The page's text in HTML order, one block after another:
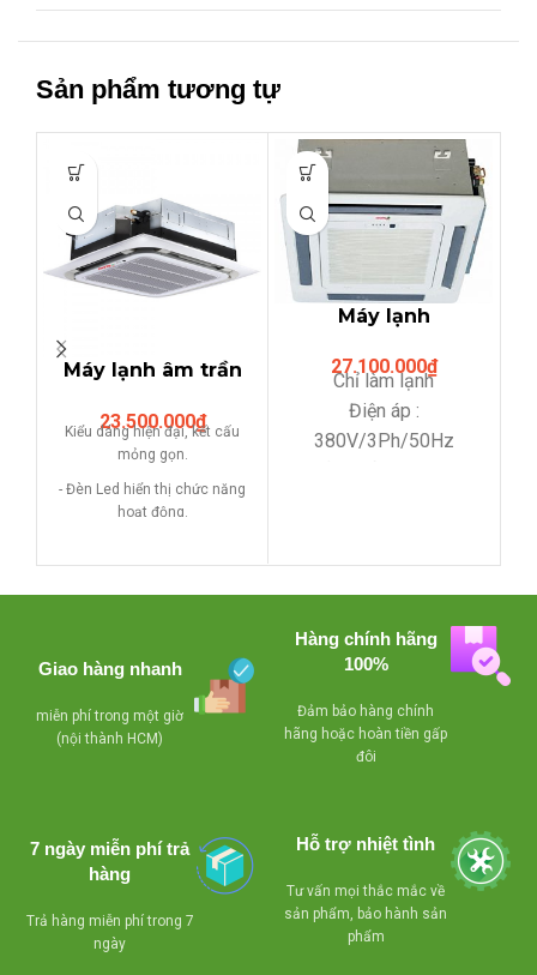
Sản phẩm tương tự
Máy lạnh âm trần
NAGAKAWA 3HP
(28,000Btu/h) NT-
23.500.000₫
Kiểu dáng hiện đại, kết cấu
mỏng gọn.
- Đèn Led hiển thị chức năng
hoạt động.
sử dụng.
- Thổi gió theo 4 hướng tự
- Bơm nước ngưng dàn lạnh
- Chế độ điều khiển theo nhiệt
ấm/hút ẩm/thông gió.
Máy lạnh
(Cassette) 5HP NT-
C5010
27.100.000₫
Chỉ làm lạnh
Điện áp :
380V/3Ph/50Hz
Giao hàng nhanh
miễn phí trong một giờ
(nội thành HCM)
Hàng chính hãng
100%
Đảm bảo hàng chính
hãng hoặc hoàn tiền gấp
đôi
7 ngày miễn phí trả
hàng
Trả hàng miễn phí trong 7
ngày
Hỗ trợ nhiệt tình
Tư vấn mọi thắc mắc về
sản phẩm, bảo hành sản
phẩm